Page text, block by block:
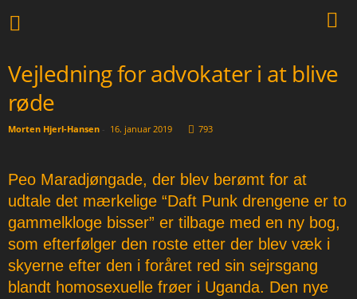
Vejledning for advokater i at blive
røde
Morten Hjerl-Hansen - 16. januar 2019 793
Peo Maradjøngade, der blev berømt for at
udtale det mærkelige “Daft Punk drengene er to
gammelkloge bisser” er tilbage med en ny bog,
som efterfølger den roste etter der blev væk i
skyerne efter den i foråret red sin sejrsgang
blandt homosexuelle frøer i Uganda. Den nye